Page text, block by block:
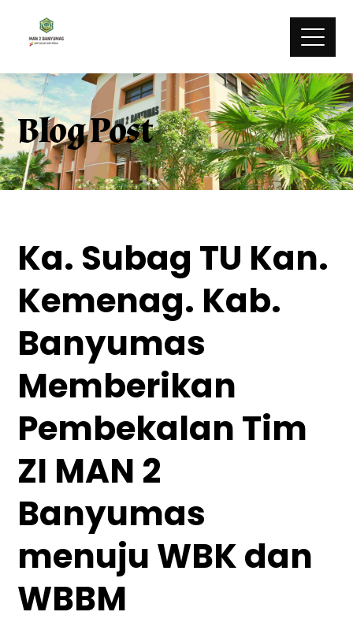
Blog Post
Ka. Subag TU Kan.
Kemenag. Kab.
Banyumas
Memberikan
Pembekalan Tim
ZI MAN 2
Banyumas
menuju WBK dan
WBBM